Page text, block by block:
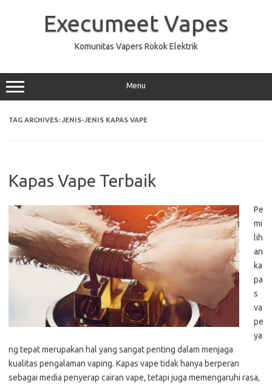
Execumeet Vapes
Komunitas Vapers Rokok Elektrik
Menu
TAG ARCHIVES: JENIS-JENIS KAPAS VAPE
Kapas Vape Terbaik
Pe
mi
lih
an
ka
pa
s
va
pe
ya
ng tepat merupakan hal yang sangat penting dalam menjaga
kualitas pengalaman vaping. Kapas vape tidak hanya berperan
sebagai media penyerap cairan vape, tetapi juga memengaruhi rasa,